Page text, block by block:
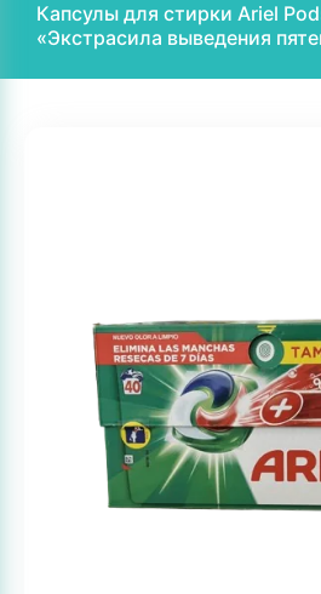
Капсулы для стирки Ariel
«Экстрасила выведения